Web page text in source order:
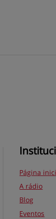
Página
A rádio
Blog
Eventos